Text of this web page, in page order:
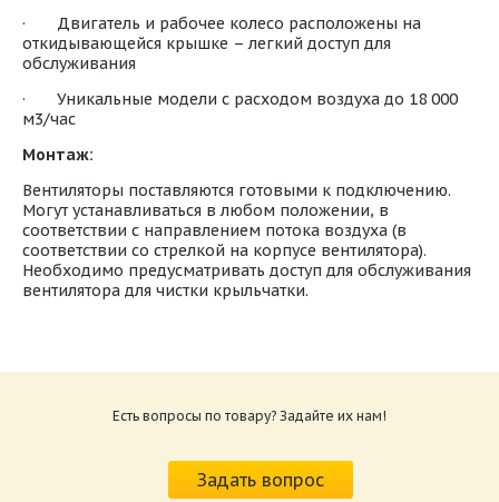
· Двигатель и рабочее колесо расположены на
откидывающейся крышке – легкий доступ для
обслуживания
· Уникальные модели с расходом воздуха до 18 000
м3/час
Монтаж:
Вентиляторы поставляются готовыми к подключению.
Могут устанавливаться в любом положении, в
соответствии с направлением потока воздуха (в
соответствии со стрелкой на корпусе вентилятора).
Необходимо предусматривать доступ для обслуживания
вентилятора для чистки крыльчатки.
серии RF-B-VIM
Размер: 247.9 Кб
Есть вопросы по товару? Задайте их нам!
Задать вопрос